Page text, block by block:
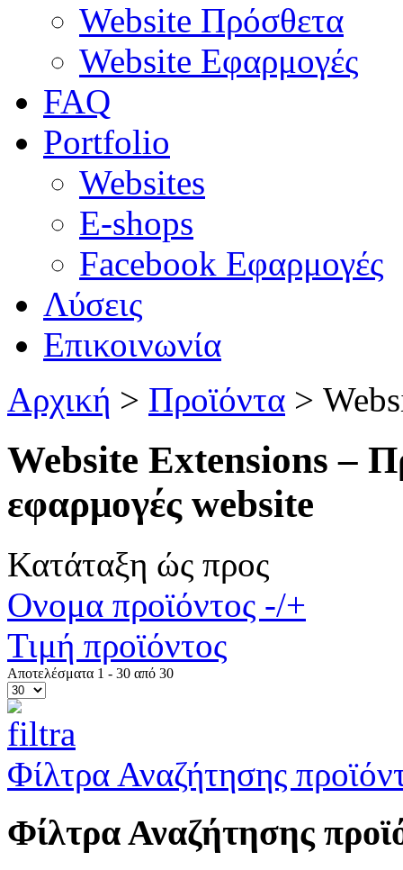
Website Πρόσθετα
Website Εφαρμογές
FAQ
Portfolio
Websites
E-shops
Facebook Εφαρμογές
Λύσεις
Επικοινωνία
Αρχική > Προϊόντα >
Website Extensions –
εφαρμογές website
Κατάταξη ώς προς
Ονομα προϊόντος -/+
Τιμή προϊόντος
Αποτελέσματα 1 - 30 από 30
Φίλτρα Αναζήτησης
Φίλτρα Αναζήτησης